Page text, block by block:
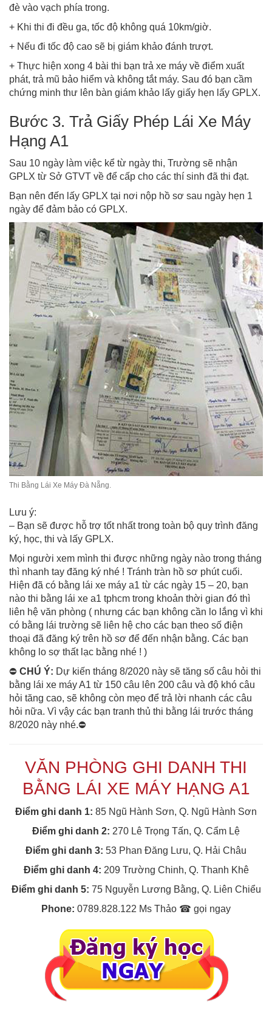
đè vào vạch phía trong.
+ Khi thi đi đều ga, tốc độ không quá 10km/giờ.
+ Nếu đi tốc độ cao sẽ bị giám khảo đánh trượt.
+ Thực hiện xong 4 bài thi bạn trả xe máy về điểm xuất
phát, trả mũ bảo hiểm và không tắt máy. Sau đó bạn cầm
chứng minh thư lên bàn giám khảo lấy giấy hẹn lấy GPLX.
Bước 3. Trả Giấy Phép Lái Xe Máy
Hạng A1
Sau 10 ngày làm việc kể từ ngày thi, Trường sẽ nhận
GPLX từ Sở GTVT về để cấp cho các thí sinh đã thi đạt.
Bạn nên đến lấy GPLX tại nơi nộp hồ sơ sau ngày hẹn 1
ngày để đảm bảo có GPLX.
Thi Bằng Lái Xe Máy Đà Nẵng.
Lưu ý:
– Bạn sẽ được hỗ trợ tốt nhất trong toàn bộ quy trình đăng
ký, học, thi và lấy GPLX.
Mọi người xem mình thi được những ngày nào trong tháng
thì nhanh tay đăng ký nhé ! Tránh tràn hồ sơ phút cuối.
Hiện đã có bằng lái xe máy a1 từ các ngày 15 – 20, bạn
nào thi bằng lái xe a1 tphcm trong khoản thời gian đó thì
liên hệ văn phòng ( nhưng các bạn không cần lo lắng vì khi
có bằng lái trường sẽ liên hệ cho các bạn theo số điện
thoại đã đăng ký trên hồ sơ để đến nhận bằng. Các bạn
không lo sợ thất lạc bằng nhé ! )
⛔ CHÚ Ý: Dự kiến tháng 8/2020 này sẽ tăng số câu hỏi thi
bằng lái xe máy A1 từ 150 câu lên 200 câu và độ khó câu
hỏi tăng cao, sẽ không còn mẹo để trả lời nhanh các câu
hỏi nữa. Vì vậy các bạn tranh thủ thi bằng lái trước tháng
8/2020 này nhé.⛔
VĂN PHÒNG GHI DANH THI
BẰNG LÁI XE MÁY HẠNG A1
Điểm ghi danh 1: 85 Ngũ Hành Sơn, Q. Ngũ Hành Sơn
Điểm ghi danh 2: 270 Lê Trọng Tấn, Q. Cẩm Lệ
Điểm ghi danh 3: 53 Phan Đăng Lưu, Q. Hải Châu
Điểm ghi danh 4: 209 Trường Chinh, Q. Thanh Khê
Điểm ghi danh 5: 75 Nguyễn Lương Bằng, Q. Liên Chiểu
Phone: 0789.828.122 Ms Thảo ☎ gọi ngay